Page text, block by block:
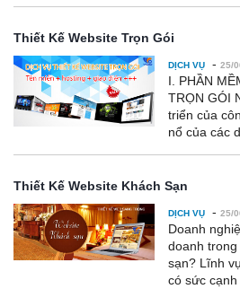
Thiết Kế Website Trọn Gói
DỊCH VỤ - 25/
I. PHẦN
TRỌN GÓI
triển của
nổ của các
Thiết Kế Website Khách Sạn
DỊCH VỤ - 25/
Doanh
doanh
sạn? Lĩnh
có sức